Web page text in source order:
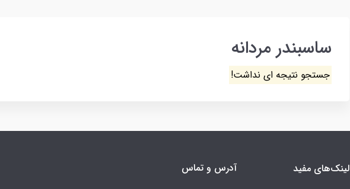
ساسبندر مردانه
جستجو نتیجه ای نداشت!
لینک‌های مفید آدرس و تماس